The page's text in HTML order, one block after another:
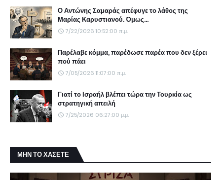
Ο Αντώνης Σαμαράς απέφυγε το λάθος της
Μαρίας Καρυστιανού. Όμως...
7/22/2026 10:52:00 π.μ.
Παρέλαβε κόμμα, παρέδωσε παρέα που δεν ξέρει
πού πάει
7/05/2026 11:07:00 π.μ.
Γιατί το Ισραήλ βλέπει τώρα την Τουρκία ως
στρατηγική απειλή
7/25/2026 06:27:00 μ.μ.
ΜΗΝ ΤΟ ΧΑΣΕΤΕ